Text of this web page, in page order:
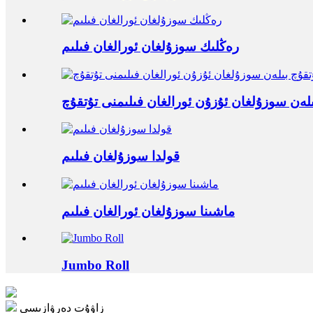
رەڭلىك سوزۇلغان ئورالغان فىلىم
سوزۇلغان ئۇزۇن ئورالغان فىلىمنى تۇتقۇچ
قولدا سوزۇلغان فىلىم
ماشىنا سوزۇلغان ئورالغان فىلىم
Jumbo Roll
زاۋۇت دەرۋازىسى